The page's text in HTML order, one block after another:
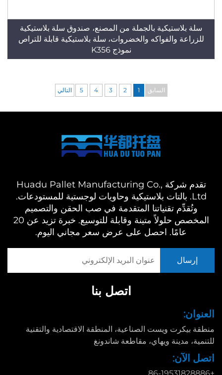
سلة بلاستيكية بالجملة من المصنع، صندوق سلة بلاستيكية
للزراعة والفواكه والخضروات، سلة بلاستيكية قابلة للتراص
نموذج K356
السابق 1
2
3
4
5 التالي
تقدم شركة Huadu Pallet Manufacturing Co.,
Ltd. بالتات بلاستيكية وحاويات لوجستية للمستودعات.
وتُقدِّم تقنياتنا المتقدمة في صب الحقن والتصميم
المخصص حلولاً متينة وقابلة للتوسيع. خبرة تزيد عن 20
عامًا. احصل على عرض سعر مجاني اليوم.
اتصل بنا
العنوان:
منطقة بيكرت ويست الصناعية، المنطقة الاقتصادية والتقنية
للتنمية، مدينة ويهاي، مقاطعة شاندونغ
اتصل الآن:
+86-19531828886